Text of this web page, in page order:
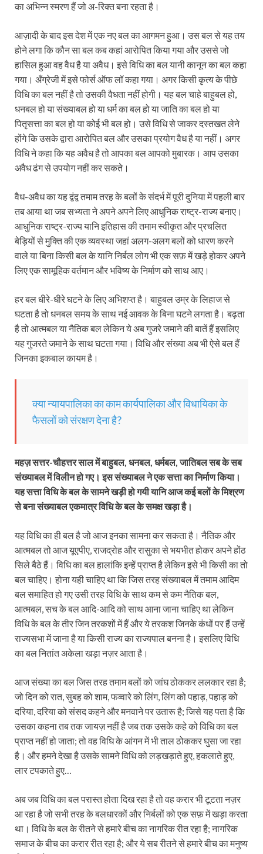
का अभिन्न स्मरण हैं जो अ-रिक्त बना रहता है।
आज़ादी के बाद इस देश में एक नए बल का आगमन हुआ। उस बल से यह तय
होने लगा कि कौन सा बल कब कहां आरोपित किया गया और उससे जो
हासिल हुआ वह वैध है या अवैध। इसे विधि का बल यानी कानून का बल कहा
गया। अँग्रेजी में इसे फोर्स ऑफ लॉ कहा गया। अगर किसी कृत्य के पीछे
विधि का बल नहीं है तो उसकी वैधता नहीं होगी। यह बल चाहे बाहुबल हो,
धनबल हो या संख्याबल हो या धर्म का बल हो या जाति का बल हो या
पितृसत्ता का बल हो या कोई भी बल हो। उसे विधि से जाकर दस्तखत लेने
होंगे कि उसके द्वारा आरोपित बल और उसका प्रयोग वैध है या नहीं। अगर
विधि ने कहा कि यह अवैध है तो आपका बल आपको मुबारक। आप उसका
अवैध ढंग से उपयोग नहीं कर सकते।
वैध-अवैध का यह द्वंद्व तमाम तरह के बलों के संदर्भ में पूरी दुनिया में पहली बार
तब आया था जब सभ्यता ने अपने अपने लिए आधुनिक राष्ट्र-राज्य बनाए।
आधुनिक राष्ट्र-राज्य यानि इतिहास की तमाम स्वीकृत और प्रचलित
बेड़ियों से मुक्ति की एक व्यवस्था जहां अलग-अलग बलों को धारण करने
वाले या बिना किसी बल के यानि निर्बल लोग भी एक सफ़ में खड़े होकर अपने
लिए एक सामूहिक वर्तमान और भविष्य के निर्माण को साथ आए।
हर बल धीरे-धीरे घटने के लिए अभिशप्त है। बाहुबल उम्र के लिहाज से
घटता है तो धनबल समय के साथ नई आवक के बिना घटने लगता है। बढ़ता
है तो आत्मबल या नैतिक बल लेकिन ये अब गुजरे जमाने की बातें हैं इसलिए
यह गुजरते जमाने के साथ घटता गया। विधि और संख्या अब भी ऐसे बल हैं
जिनका इकबाल कायम है।
क्या न्यायपालिका का काम कार्यपालिका और विधायिका के
फैसलों को संरक्षण देना है?
महज़ सत्तर-चौहत्तर साल में बाहुबल, धनबल, धर्मबल, जातिबल सब के सब
संख्याबल में विलीन हो गए। इस संख्याबल ने एक सत्ता का निर्माण किया।
यह सत्ता विधि के बल के सामने खड़ी हो गयी यानि आज कई बलों के मिश्रण
से बना संख्याबल एकमात्र विधि के बल के समक्ष खड़ा है।
यह विधि का ही बल है जो आज इनका सामना कर सकता है। नैतिक और
आत्मबल तो आज यूएपीए, राजद्रोह और रासुका से भयभीत होकर अपने होंठ
सिले बैठे हैं। विधि का बल हालांकि इन्हें प्राप्त है लेकिन इसे भी किसी का तो
बल चाहिए। होना यही चाहिए था कि जिस तरह संख्याबल में तमाम आदिम
बल समाहित हो गए उसी तरह विधि के साथ कम से कम नैतिक बल,
आत्मबल, सच के बल आदि-आदि को साथ आना जाना चाहिए था लेकिन
विधि के बल के तीर जिन तरकशों में हैं और ये तरकश जिनके कंधों पर हैं उन्हें
राज्यसभा में जाना है या किसी राज्य का राज्यपाल बनना है। इसलिए विधि
का बल नितांत अकेला खड़ा नज़र आता है।
आज संख्या का बल जिस तरह तमाम बलों को जांघ ठोककर ललकार रहा है;
जो दिन को रात, सुबह को शाम, फव्वारे को लिंग, लिंग को पहाड़, पहाड़ को
दरिया, दरिया को संसद कहने और मनवाने पर उतारू है; जिसे यह पता है कि
उसका कहना तब तक जायज़ नहीं है जब तक उसके कहे को विधि का बल
प्राप्त नहीं हो जाता; तो वह विधि के आंगन में भी ताल ठोककर घुसा जा रहा
है। और हमने देखा है उसके सामने विधि को लड़खड़ाते हुए, हकलाते हुए,
लार टपकाते हुए…
अब जब विधि का बल परास्त होता दिख रहा है तो वह करार भी टूटता नज़र
आ रहा है जो सभी तरह के बलधारकों और निर्बलों को एक सफ़ में खड़ा करता
था। विधि के बल के रीतने से हमारे बीच का नागरिक रीत रहा है; नागरिक
समाज के बीच का करार रीत रहा है; और ये सब रीतने से हमारे बीच का मनुष्य